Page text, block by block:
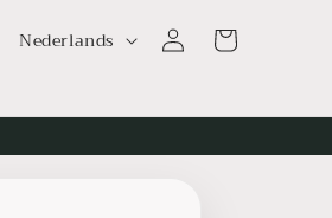
T
a
l
Nederlands InloggenWinkelwagen